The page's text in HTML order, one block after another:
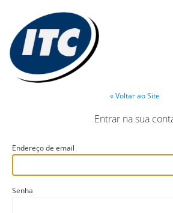
« Voltar ao Site
Entrar na sua
Endereço de email
Senha